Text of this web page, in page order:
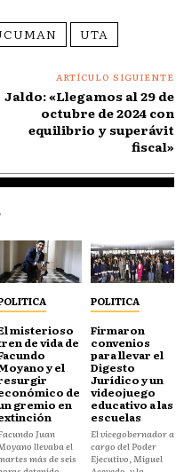
UTA
ARTÍCULO SIGUIENTE
Jaldo: «Llegamos al 29 de
octubre de 2024 con
equilibrio y superávit
fiscal»
misterioso
de vida de
y el
de
gremio en
Juan
llevaba el
más de seis
POLITICA
Firmaron
convenios
para llevar el
Digesto
Jurídico y un
videojuego
educativo a las
escuelas
El vicegobernador a
cargo del Poder
Ejecutivo, Miguel